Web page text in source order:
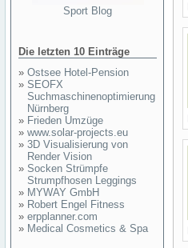
Sport Blog
Die letzten 10 Einträge
» Ostsee Hotel-Pension
» SEOFX
Suchmaschinenoptimierung
Nürnberg
» Frieden Umzüge
» www.solar-projects.eu
» 3D Visualisierung von
Render Vision
» Socken Strümpfe
Strumpfhosen Leggings
» MYWAY GmbH
» Robert Engel Fitness
» erpplanner.com
» Medical Cosmetics & Spa